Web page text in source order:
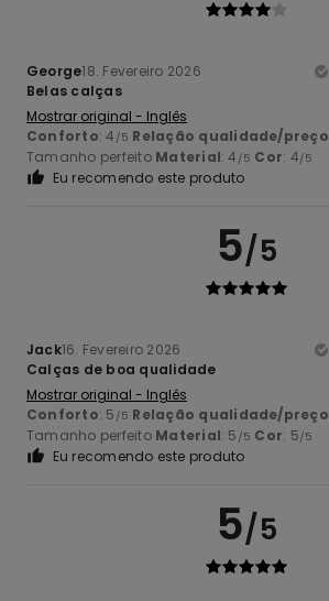
George18. Fevereiro 2026
Belas calças
Mostrar original - Inglês
Conforto: 4 /5 Relação qualidade/preço
Tamanho perfeito Material: 4 /5 Cor: 4/5
Eu recomendo este produto
5/5
Jack16. Fevereiro 2026
Calças de boa qualidade
Mostrar original - Inglês
Conforto: 5 /5 Relação qualidade/preço
Tamanho perfeito Material: 5 /5 Cor: 5/5
Eu recomendo este produto
5/5